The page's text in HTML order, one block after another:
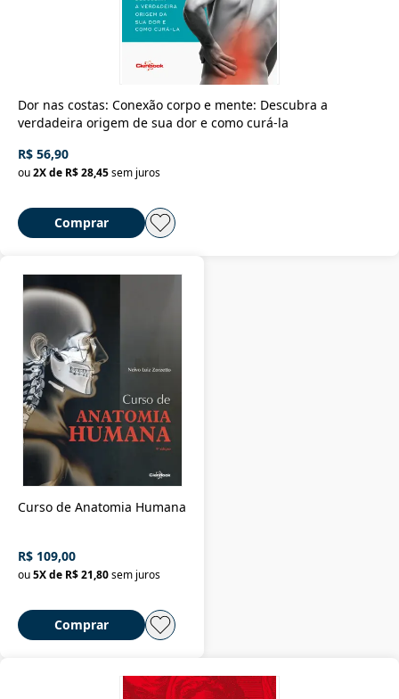
Dor nas costas: Conexão corpo e mente: Descubra a
verdadeira origem de sua dor e como curá-la
R$ 56,90
ou2X de R$ 28,45sem juros
Comprar
Curso de Anatomia Humana
R$ 109,00
ou5X de R$ 21,80sem juros
Comprar